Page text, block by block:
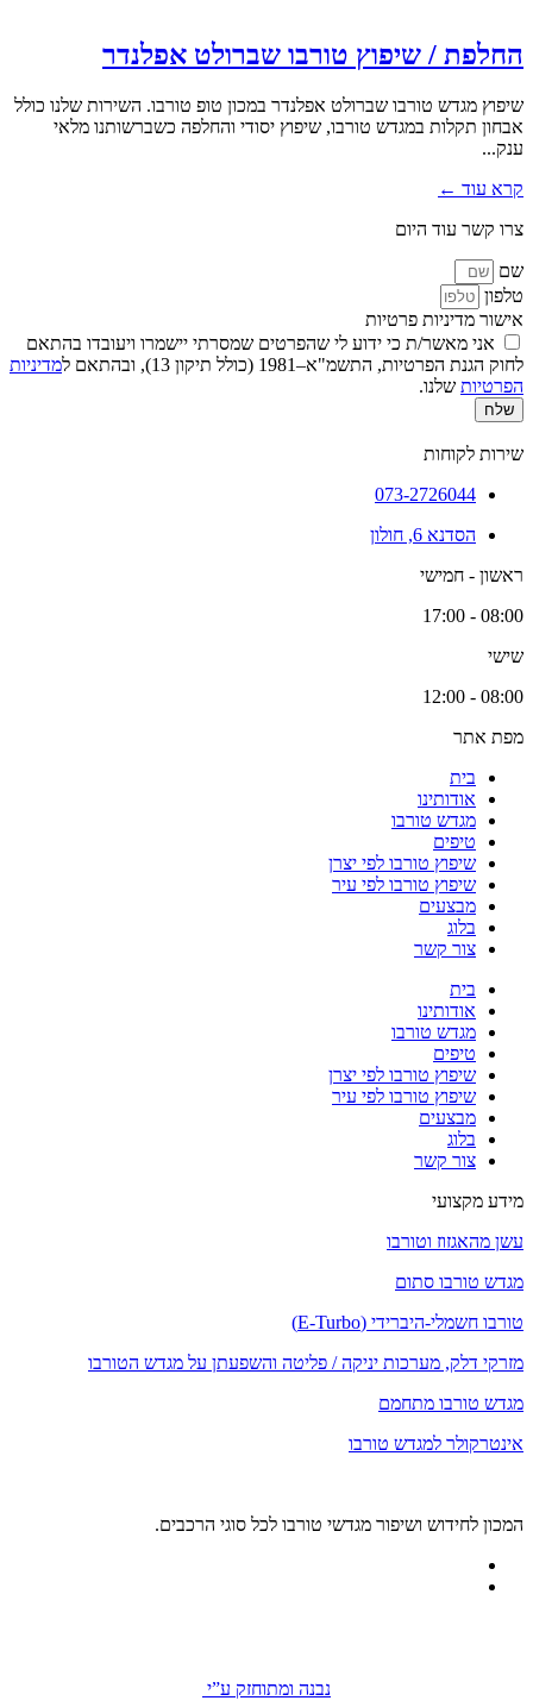
החלפת / שיפוץ טורבו שברולט אפלנדר
שיפוץ מגדש טורבו שברולט אפלנדר במכון טופ טורבו. השירות שלנו כולל
אבחון תקלות במגדש טורבו, שיפוץ יסודי והחלפה כשברשותנו מלאי
ענק...
קרא עוד ←
צרו קשר עוד היום
שם
טלפון
אישור מדיניות פרטיות
אני מאשר/ת כי ידוע לי שהפרטים שמסרתי יישמרו ויעובדו בהתאם
לחוק הגנת הפרטיות, התשמ"א–1981 (כולל תיקון 13), ובהתאם ל
מדיניות
הפרטיות שלנו.
שלח
שירות לקוחות
073-2726044
הסדנא 6, חולון
ראשון - חמישי
08:00 - 17:00
שישי
08:00 - 12:00
מפת אתר
בית
אודותינו
מגדש טורבו
טיפים
שיפוץ טורבו לפי יצרן
שיפוץ טורבו לפי עיר
מבצעים
בלוג
צור קשר
בית
אודותינו
מגדש טורבו
טיפים
שיפוץ טורבו לפי יצרן
שיפוץ טורבו לפי עיר
מבצעים
בלוג
צור קשר
מידע מקצועי
עשן מהאגזוז וטורבו
מגדש טורבו סתום
טורבו חשמלי-היברידי (E-Turbo)
מזרקי דלק, מערכות יניקה / פליטה והשפעתן על מגדש הטורבו
מגדש טורבו מתחמם
אינטרקולר למגדש טורבו
המכון לחידוש ושיפור מגדשי טורבו לכל סוגי הרכבים.
נבנה ומתוחזק ע”י